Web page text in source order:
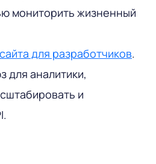
мониторить жизненный
сайта для разработчиков.
для аналитики,
и